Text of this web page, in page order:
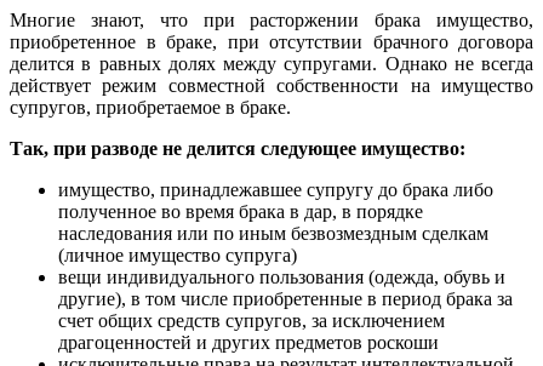
Многие знают, что при расторжении брака имущество,
приобретенное в браке, при отсутствии брачного договора
делится в равных долях между супругами. Однако не всегда
действует режим совместной собственности на имущество
супругов, приобретаемое в браке.
Так, при разводе не делится следующее имущество:
имущество, принадлежавшее супругу до брака либо
полученное во время брака в дар, в порядке
наследования или по иным безвозмездным сделкам
(личное имущество супруга)
вещи индивидуального пользования (одежда, обувь и
другие), в том числе приобретенные в период брака за
счет общих средств супругов, за исключением
драгоценностей и других предметов роскоши